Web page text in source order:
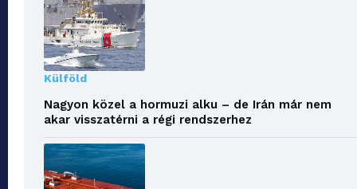
Külföld
Nagyon közel a hormuzi alku – de Irán már nem
akar visszatérni a régi rendszerhez